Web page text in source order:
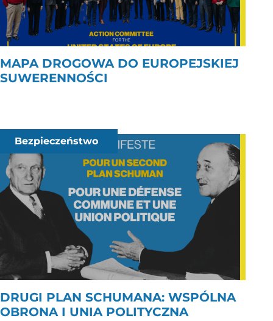
MAPA DROGOWA DO EUROPEJSKIEJ
SUWERENNOŚCI
Bezpieczeństwo
DRUGI PLAN SCHUMANA: WSPÓLNA
OBRONA I UNIA POLITYCZNA